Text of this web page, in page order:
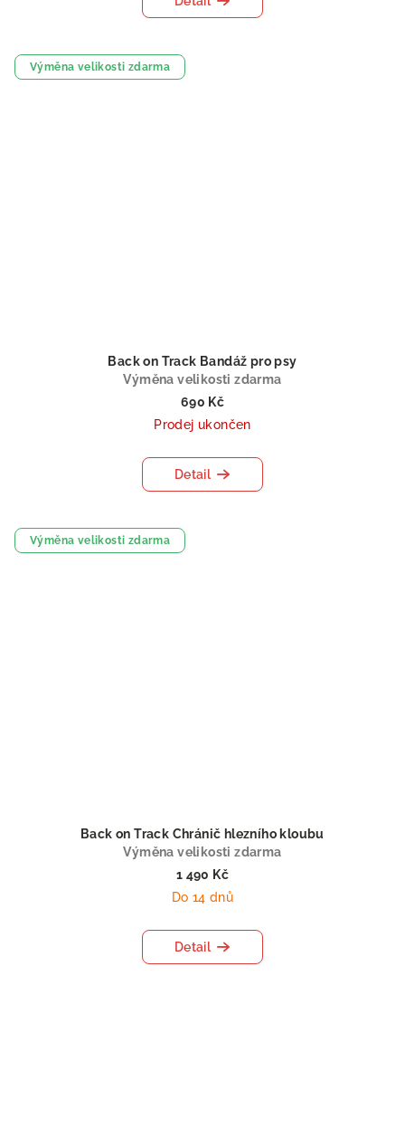
Výměna velikosti zdarma
Back on Track Bandáž pro psy
Výměna velikosti zdarma
690 Kč
Prodej ukončen
Detail
Výměna velikosti zdarma
Back on Track Chránič hlezního kloubu
Výměna velikosti zdarma
1 490 Kč
Do 14 dnů
Detail